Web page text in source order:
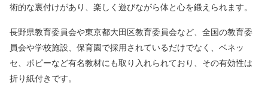
術的な裏付けがあり、楽しく遊びながら体と心を鍛えられます。
長野県教育委員会や東京都大田区教育委員会など、全国の教育委
員会や学校施設、保育園で採用されているだけでなく、ベネッ
セ、ポピーなど有名教材にも取り入れられており、その有効性は
折り紙付きです。